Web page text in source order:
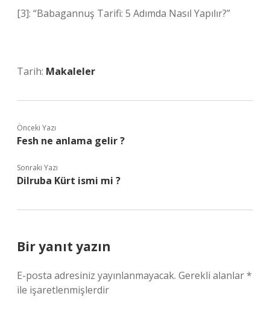
[3]: “Babagannuş Tarifi: 5 Adımda Nasıl Yapılır?”
Tarih: Makaleler
Önceki Yazı
Fesh ne anlama gelir ?
Sonraki Yazı
Dilruba Kürt ismi mi ?
Bir yanıt yazın
E-posta adresiniz yayınlanmayacak. Gerekli alanlar*
ile işaretlenmişlerdir